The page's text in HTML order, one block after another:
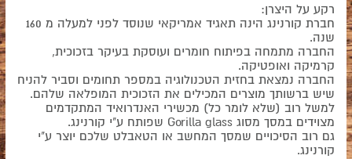
רקע על היצרן:
חברת קורנינג הינה תאגיד אמריקאי שנוסד לפני למעלה מ 160
שנה.
החברה מתמחה בפיתוח חומרים ועוסקת בעיקר בזכוכית,
קרמיקה ואופטיקה.
החברה נמצאת בחזית הטכנולוגיה במספר תחומים וסביר להניח
שיש ברשותך מוצרים המכילים את הזכוכית המופלאה שלהם.
למשל רוב (שלא לומר כל) מכשירי האנדרואיד המתקדמים
מצוידים במסך מסוג Gorilla glass שפותח ע"י קורנינג.
גם רוב הסיכויים שמסך המחשב או הטאבלט שלכם יוצר ע"י
קורנינג.